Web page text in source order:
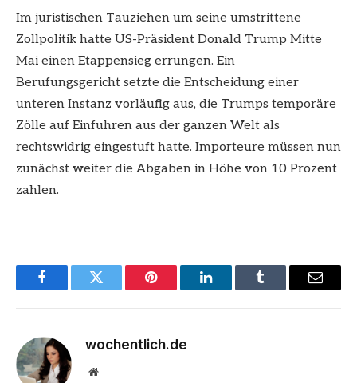
Im juristischen Tauziehen um seine umstrittene
Zollpolitik hatte US-Präsident Donald Trump Mitte
Mai einen Etappensieg errungen. Ein
Berufungsgericht setzte die Entscheidung einer
unteren Instanz vorläufig aus, die Trumps temporäre
Zölle auf Einfuhren aus der ganzen Welt als
rechtswidrig eingestuft hatte. Importeure müssen nun
zunächst weiter die Abgaben in Höhe von 10 Prozent
zahlen.
FacebookTwitter Pinterest LinkedInTumblr Email
wochentlich.de
Website